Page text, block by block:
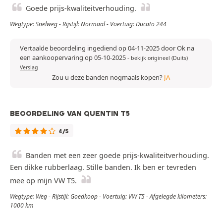
Goede prijs-kwaliteitverhouding.
Wegtype: Snelweg - Rijstijl: Normaal - Voertuig: Ducato 244
Vertaalde beoordeling ingediend op 04-11-2025 door Ok na
een aankoopervaring op 05-10-2025- bekijk origineel (Duits)
Verslag
Zou u deze banden nogmaals kopen? JA
BEOORDELING VAN QUENTIN T5
4/5
Banden met een zeer goede prijs-kwaliteitverhouding.
Een dikke rubberlaag. Stille banden. Ik ben er tevreden
mee op mijn VW T5.
Wegtype: Weg - Rijstijl: Goedkoop - Voertuig: VW T5 - Afgelegde kilometers:
1000 km